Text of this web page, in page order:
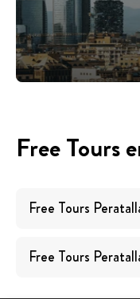
Free Tours
Free Tours
Free Tours